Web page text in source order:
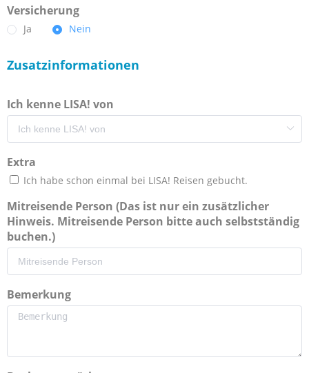
Versicherung
Ja Nein
Zusatzinformationen
Ich kenne LISA! von
Extra
Ich habe schon einmal bei LISA! Reisen gebucht.
Mitreisende Person (Das ist nur ein zusätzlicher
Hinweis. Mitreisende Person bitte auch selbstständig
buchen.)
Bemerkung